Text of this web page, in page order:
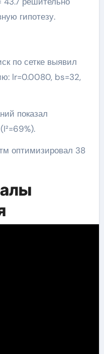
гипотезу.
по сетке выявил
lr=0.0080, bs=32,
показал
оптимизировал 38